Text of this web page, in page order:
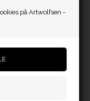
på Artwolfsen -